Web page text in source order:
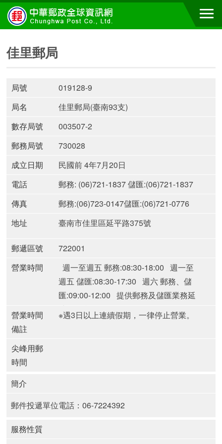
佳里郵局
局號
019128-9
局名
佳里郵局(臺南93支)
數存局號
003507-2
郵務局號
730028
成立日期
民國前 4年7月20日
電話
郵務: (06)721-1837 儲匯:(06)721-1837
傳真
郵務:(06)723-0147儲匯:(06)721-0776
地址
臺南市佳里區延平路375號
郵遞區號
722001
營業時間
週一至週五 郵務:08:30-18:00 週一至
週五 儲匯:08:30-17:30 週六 郵務、儲
匯:09:00-12:00 提供郵務及儲匯業務延
時服務郵局(週一至週五)
營業時間
備註
※遇3日以上連續假期，一律停止營業。
尖峰用郵
時間
簡介
郵件投遞單位電話：06-7224392
服務性質